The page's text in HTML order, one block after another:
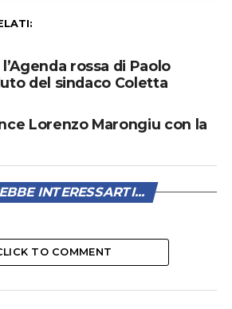
rossa di Paolo
del sindaco Coletta
Lorenzo Marongiu con la
INTERESSARTI...
TO COMMENT